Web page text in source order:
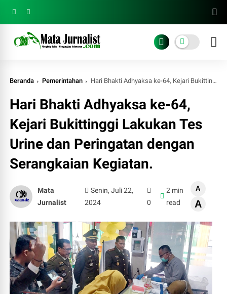
Beranda Pemerintahan Hari Bhakti Adhyaksa ke-64, Kejari Bukittinggi Lakukan Tes Urine dan Peringatan dengan Serangkaian Kegiatan.
Hari Bhakti Adhyaksa ke-64,
Kejari Bukittinggi Lakukan Tes
Urine dan Peringatan dengan
Serangkaian Kegiatan.
Mata
Jurnalist
Senin, Juli 22,
2024
0
2 min
read
A
A